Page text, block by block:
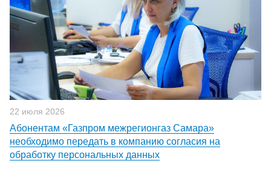
22 июля 2026
Абонентам «Газпром межрегионгаз Самара»
необходимо передать в компанию согласия на
обработку персональных данных